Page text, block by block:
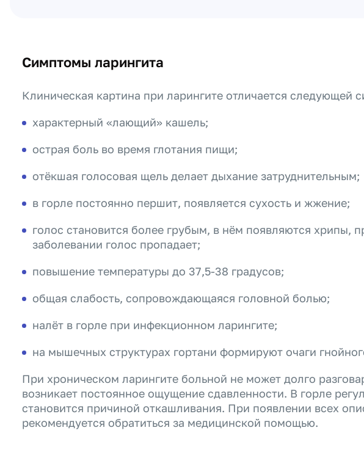
Симптомы ларингита
Клиническая картина при ларингите отличается следующей
характерный «лающий» кашель;
острая боль во время глотания пищи;
отёкшая голосовая щель делает дыхание затруднительным;
в горле постоянно першит, появляется сухость и жжение;
голос становится более грубым, в нём появляются хрипы,
заболевании голос пропадает;
повышение температуры до 37,5-38 градусов;
общая слабость, сопровождающаяся головной болью;
налёт в горле при инфекционном ларингите;
на мышечных структурах гортани формируют очаги
При хроническом ларингите больной не может долго
возникает постоянное ощущение сдавленности. В горле
становится причиной откашливания. При появлении всех
рекомендуется обратиться за медицинской помощью.